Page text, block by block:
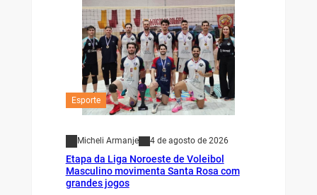
Esporte
Micheli Armanje 4 de agosto de 2026
Etapa da Liga Noroeste de Voleibol
Masculino movimenta Santa Rosa com
grandes jogos